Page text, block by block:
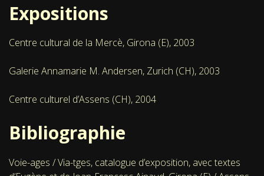
Expositions
Centre cultural de la Mercè, Girona (E), 2003
Galerie Annamarie M. Andersen, Zurich (CH), 2003
Centre culturel d’Assens (CH), 2004
Bibliographie
Voie-ages / Via-tges, catalogue d’exposition, avec textes